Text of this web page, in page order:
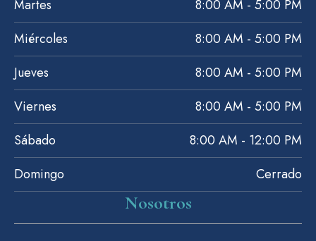
Nosotros
Martes
8:00 AM - 5:00 PM
Miércoles
8:00 AM - 5:00 PM
Jueves
8:00 AM - 5:00 PM
Viernes
8:00 AM - 5:00 PM
Sábado
8:00 AM - 12:00 PM
Domingo
Cerrado